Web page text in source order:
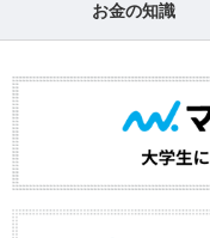
お金の知識